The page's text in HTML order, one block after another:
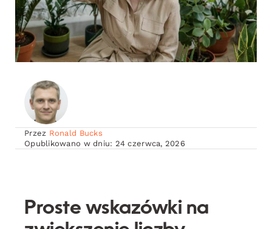
Przez Ronald Bucks
Opublikowano w dniu: 24 czerwca, 2026
Proste wskazówki na